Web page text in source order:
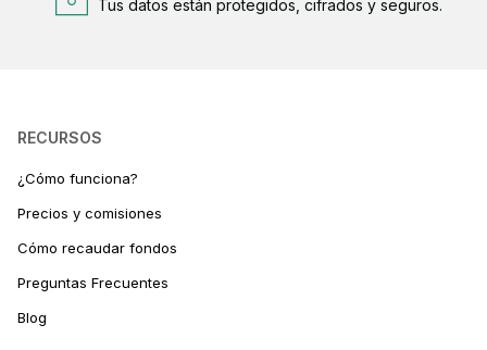
Tus datos están protegidos, cifrados y seguros.
RECURSOS
¿Cómo funciona?
Precios y comisiones
Cómo recaudar fondos
Preguntas Frecuentes
Blog